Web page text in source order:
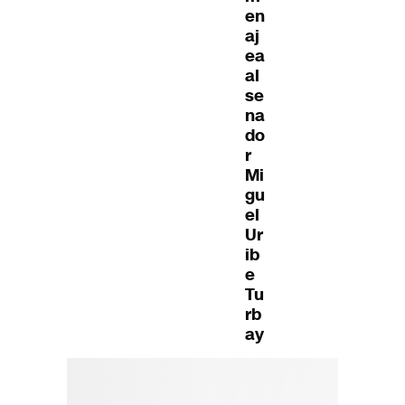
en
aj
ea
al
se
na
do
r
Mi
gu
el
Ur
ib
e
Tu
rb
ay